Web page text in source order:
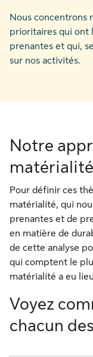
Nous concentrons
prioritaires qui ont
prenantes et qui,
sur nos activités.
Notre
matérialité
Pour définir ces
matérialité, qui
prenantes et de
en matière de
de cette analyse
qui comptent le
matérialité a eu
Voyez
chacun